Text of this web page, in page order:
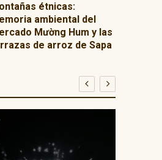
étnicas:
ambiental del
Mường Hum y las
de arroz de Sapa